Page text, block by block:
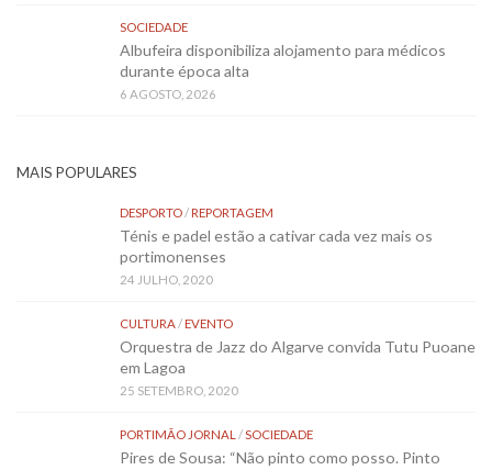
SOCIEDADE
Albufeira disponibiliza alojamento para médicos
durante época alta
6 AGOSTO, 2026
MAIS POPULARES
DESPORTO/REPORTAGEM
Ténis e padel estão a cativar cada vez mais os
portimonenses
24 JULHO, 2020
CULTURA/EVENTO
Orquestra de Jazz do Algarve convida Tutu Puoane
em Lagoa
25 SETEMBRO, 2020
PORTIMÃO JORNAL /SOCIEDADE
Pires de Sousa: “Não pinto como posso. Pinto